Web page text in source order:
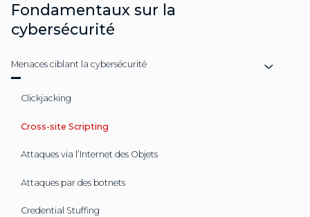
Fondamentaux sur la
cybersécurité
Menaces ciblant la cybersécurité
Clickjacking
Cross-site Scripting
Attaques via l’Internet des Objets
Attaques par des botnets
Credential Stuffing